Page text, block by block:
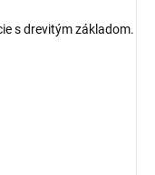
s drevitým základom.